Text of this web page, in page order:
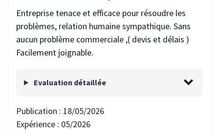
Entreprise tenace et efficace pour résoudre les
problèmes, relation humaine sympathique. Sans
aucun problème commerciale ,( devis et délais )
Facilement joignable.
Evaluation détaillée
Publication : 18/05/2026
Expérience : 05/2026